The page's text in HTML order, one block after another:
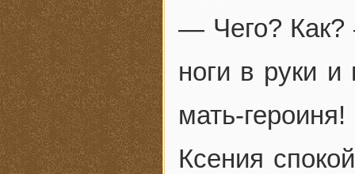
— Чего?
ноги в руки
мать-героиня!
Ксения